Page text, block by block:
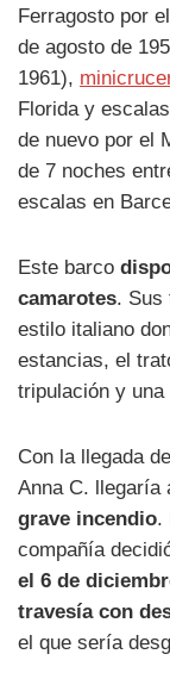
Ferragosto por
de agosto de
1961),
Florida y
de nuevo por el
de 7 noches
escalas en
Este barco
camarotes. Sus
estilo italiano
estancias, el
tripulación y
Con la llegada
Anna C. llegaría
grave incendio.
compañía
el 6 de
travesía con
el que sería